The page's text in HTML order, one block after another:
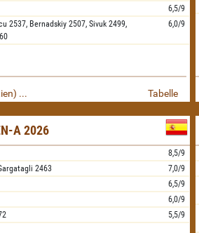
6,5/9
2537, Bernadskiy 2507,Sivuk 2499,
6,0/9
... Tabelle
A 2026
8,5/9
2463
7,0/9
6,5/9
6,0/9
5,5/9